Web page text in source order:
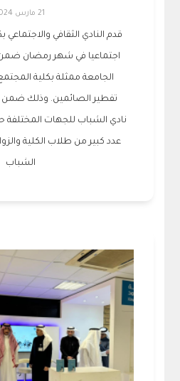
21 مارس 2024
قدم النادي الثقافي والاجتماعي
اجتماعيا في شهر رمضان ضمن
الجامعة ممثلة بكلية
تفطير الصائمين. وذلك ضمن
نادي الشباب للجهات المختلفة
عدد كبير من طلاب الكلية
الشباب